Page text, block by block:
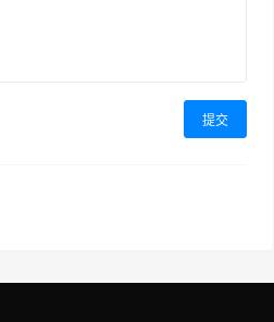
提交